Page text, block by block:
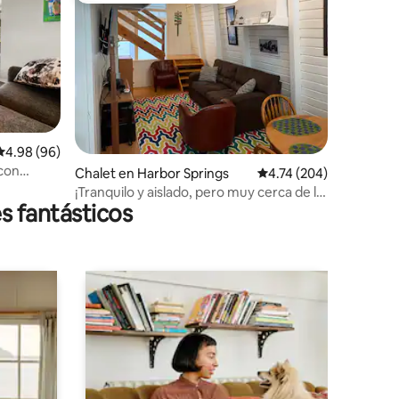
promedio: 4.98 de 5; 96 evaluaciones
4.98 (96)
Chalet en Harbor Springs Calificación promedio:
4.74 (204)
¡Tranquilo y aislado, pero muy cerca de la
diversión!
fantásticos